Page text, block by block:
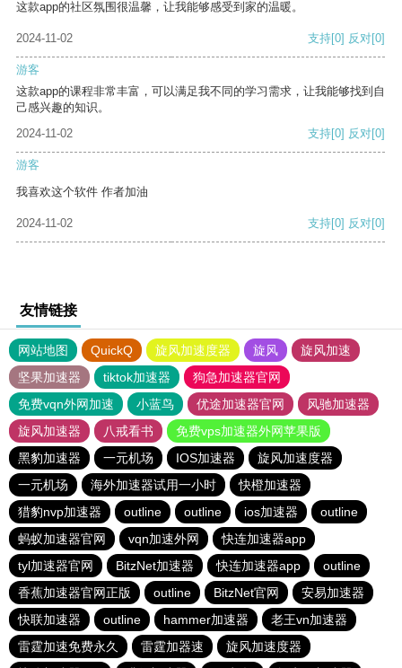
这款app的社区氛围很温馨，让我能够感受到家的温暖。
2024-11-02 支持[0] 反对[0]
游客
这款app的课程非常丰富，可以满足我不同的学习需求，让我能够找到自
己感兴趣的知识。
2024-11-02
支持[0] 反对[0]
游客
我喜欢这个软件 作者加油
2024-11-02 支持[0] 反对[0]
友情链接
网站地图 QuickQ 旋风加速度器 旋风
旋风加速
坚果加速器
tiktok加速器
狗急加速器官网
免费vqn外网加速
小蓝鸟 优途加速器官网
风驰加速器
旋风加速器
八戒看书
免费vps加速器外网苹果版
黑豹加速器
一元机场 IOS加速器
旋风加速度器
一元机场
海外加速器试用一小时
快橙加速器
猎豹nvp加速器
outline outline ios加速器
outline
蚂蚁加速器官网
vqn加速外网
快连加速器app
tyl加速器官网
BitzNet加速器 快连加速器app
outline
香蕉加速器官网正版
outline BitzNet官网
安易加速器
快联加速器
outline hammer加速器
老王vn加速器
雷霆加速免费永久
雷霆加器速
旋风加速度器